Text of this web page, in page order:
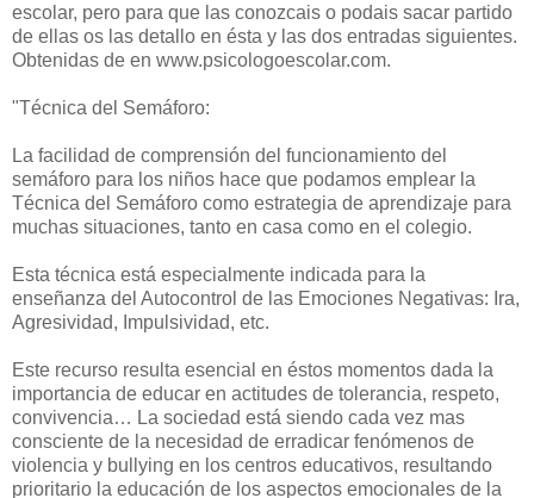
escolar, pero para que las conozcais o podais sacar partido
de ellas os las detallo en ésta y las dos entradas siguientes.
Obtenidas de en www.psicologoescolar.com.
"Técnica del Semáforo:
La facilidad de comprensión del funcionamiento del
semáforo para los niños hace que podamos emplear la
Técnica del Semáforo como estrategia de aprendizaje para
muchas situaciones, tanto en casa como en el colegio.
Esta técnica está especialmente indicada para la
enseñanza del Autocontrol de las Emociones Negativas: Ira,
Agresividad, Impulsividad, etc.
Este recurso resulta esencial en éstos momentos dada la
importancia de educar en actitudes de tolerancia, respeto,
convivencia… La sociedad está siendo cada vez mas
consciente de la necesidad de erradicar fenómenos de
violencia y bullying en los centros educativos, resultando
prioritario la educación de los aspectos emocionales de la